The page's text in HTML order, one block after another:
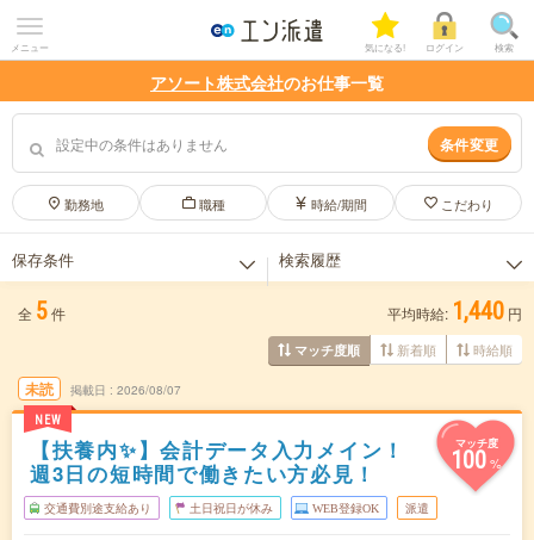
メニュー 気になる! ログイン 検索
アソート株式会社のお仕事一覧
設定中の条件はありません 条件変更
勤務地 職種 時給/期間 こだわり
保存条件
保存した条件はありません。
検索履歴
検索履歴はありません。
全 5件 平均時給: 1,440 円
マッチ度順 新着順 時給順
未読
NEW
掲載日 2026/08/07
マッチ度
100%
【扶養内✨】会計データ入力メイン！
週3日の短時間で働きたい方必見！
交通費別途支給あり 土日祝日が休み WEB登録OK 派遣